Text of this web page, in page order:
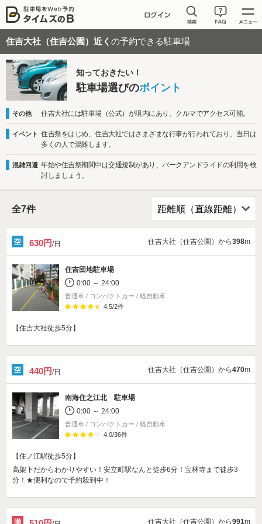
住吉大社（住吉公園）近く の予約できる駐車場
知っておきたい！
駐車場選びのポイント
その他 住吉大社には駐車場（公式）が境内にあり、クルマでアクセス可能。
イベント 住吉祭をはじめ、住吉大社ではさまざまな行事が行われており、当日は
多くの人で混雑します。
混雑回避 年始や住吉祭期間中は交通規制があり、パークアンドライドの利用を検
討しましょう。
全7件
630円/日 住吉大社（住吉公園）から398m
住吉団地駐車場
0:00 ～ 24:00
普通車 / コンパクトカー / 軽自動車
4.5/2件
【住吉大社徒歩5分】
440円/日 住吉大社（住吉公園）から470m
南海住之江北 駐車場
0:00 ～ 24:00
普通車 / コンパクトカー / 軽自動車
4.0/36件
【住ノ江駅徒歩5分】
高架下だからわかりやすい！安立町駅なんと徒歩6分！宝林寺まで徒歩3
分！★便利なので予約殺到中！
住吉大社（住吉公園）から991m